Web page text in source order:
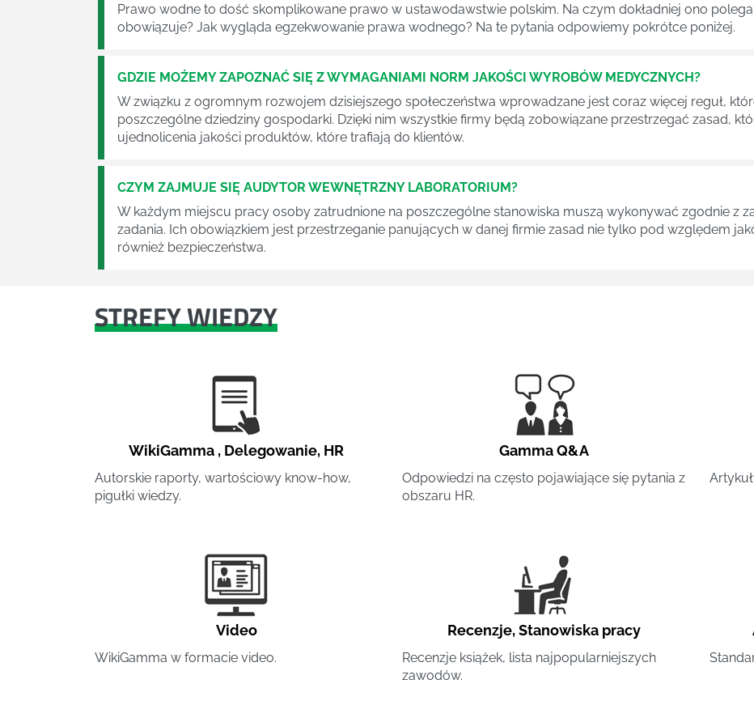
Prawo wodne to dość skomplikowane prawo w ustawodawstwie polskim. Na czym dokładniej ono
obowiązuje? Jak wygląda egzekwowanie prawa wodnego? Na te pytania odpowiemy pokrótce poniżej.
GDZIE MOŻEMY ZAPOZNAĆ SIĘ Z WYMAGANIAMI NORM JAKOŚCI WYROBÓW MEDYCZNYCH?
W związku z ogromnym rozwojem dzisiejszego społeczeństwa wprowadzane jest coraz więcej reguł,
poszczególne dziedziny gospodarki. Dzięki nim wszystkie firmy będą zobowiązane przestrzegać zasad,
ujednolicenia jakości produktów, które trafiają do klientów.
CZYM ZAJMUJE SIĘ AUDYTOR WEWNĘTRZNY LABORATORIUM?
W każdym miejscu pracy osoby zatrudnione na poszczególne stanowiska muszą wykonywać zgodnie z
zadania. Ich obowiązkiem jest przestrzeganie panujących w danej firmie zasad nie tylko pod względem
również bezpieczeństwa.
STREFY WIEDZY
WikiGamma , Delegowanie, HR
Autorskie raporty, wartościowy know-how,
pigułki wiedzy.
Gamma Q&A
Odpowiedzi na często pojawiające się pytania z
obszaru HR.
Video
WikiGamma w formacie video.
Recenzje,Stanowiska pracy
Recenzje książek, lista najpopularniejszych
zawodów.